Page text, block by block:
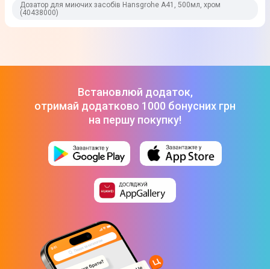
Комплектація
Дозатор
виробником. Подробиці уточнюйте у менеджера
Дозатор для миючих засобів Hansgrohe A41, 500мл, хром
(40438000)
Встановлюй додаток,
отримай додатково 1000 бонусних грн
на першу покупку!